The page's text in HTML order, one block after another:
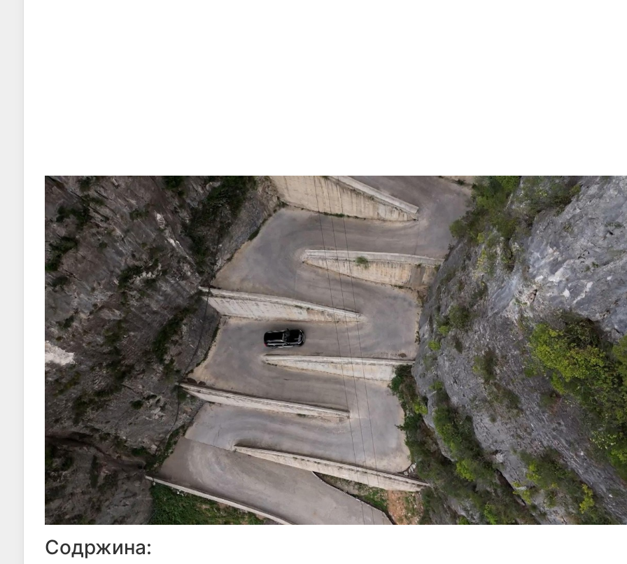
Содржина: